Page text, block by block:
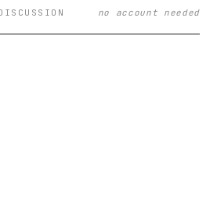
no account needed